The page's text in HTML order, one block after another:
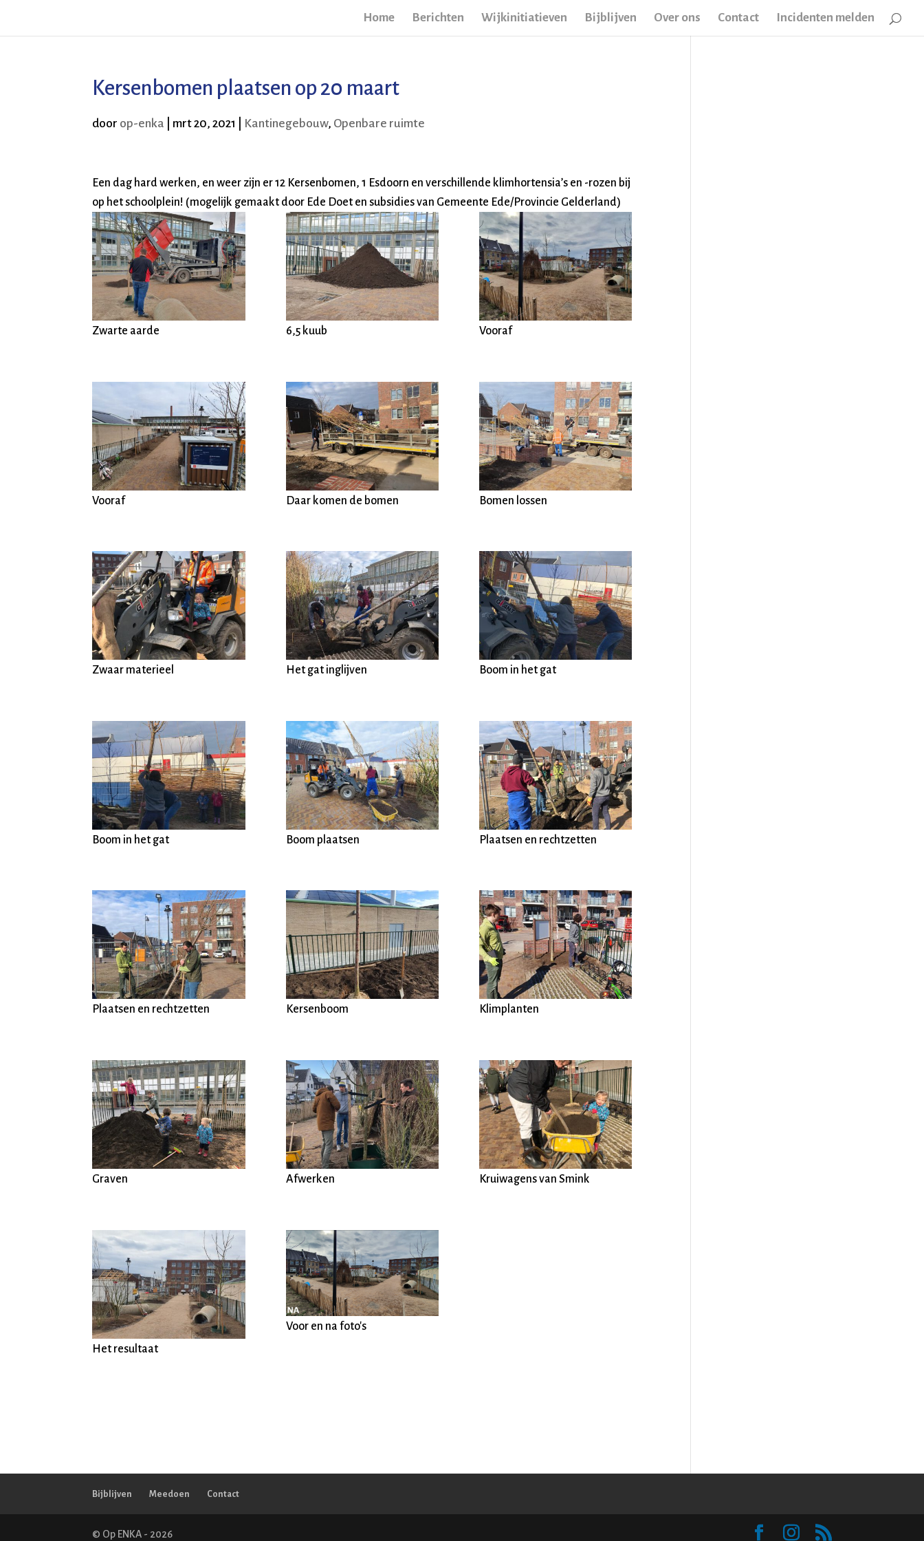
Home Berichten Wijkinitiatieven Bijblijven Over ons Contact Incidenten melden
Kersenbomen plaatsen op 20 maart
door op-enka mrt 20, 2021 Kantinegebouw, Openbare ruimte
Een dag hard werken, en weer zijn er 12 Kersenbomen, 1 Esdoorn en verschillende klimhortensia’s en -rozen bij
op het schoolplein! (mogelijk gemaakt door Ede Doet en subsidies van Gemeente Ede/Provincie Gelderland)
Zwarte aarde 6,5 kuub Vooraf
Vooraf Daar komen de bomen Bomen lossen
Zwaar materieel Het gat inglijven Boom in het gat
Boom in het gat Boom plaatsen Plaatsen en rechtzetten
Plaatsen en rechtzetten Kersenboom Klimplanten
Graven Afwerken Kruiwagens van Smink
Het resultaat
Voor en na foto's
Bijblijven Meedoen Contact
© Op ENKA - 2026